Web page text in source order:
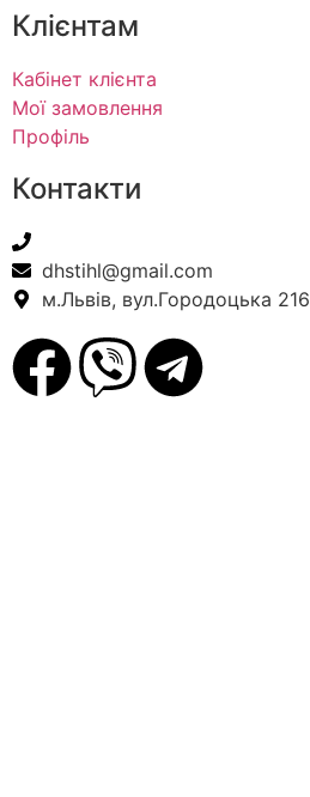
Клієнтам
Кабінет клієнта
Мої замовлення
Профіль
Контакти
dhstihl@gmail.com
м.Львів, вул.Городоцька 216